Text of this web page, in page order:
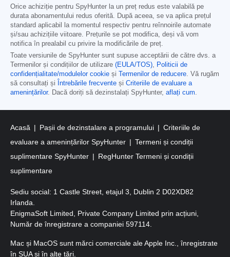
Orice achiziție pentru SpyHunter la un preț redus este valabilă pe
durata abonamentului redus oferită. După aceea, se va aplica prețul
standard aplicabil la momentul respectiv pentru reînnoirile automate
și/sau achizițiile viitoare. Prețurile se pot modifica, deși vă vom
notifica în prealabil cu privire la modificările de preț.
Toate versiunile de SpyHunter sunt supuse acceptării de către dvs. a
Termenilor și condițiilor de utilizare (EULA/TOS)
Politicii de
confidențialitate/modulelor cookie și Termenilor de reducere . Vă rugăm
să consultați și
Întrebările frecvente și Criteriile de evaluare a
amenințărilor. Dacă doriți să dezinstalați SpyHunter, aflați cum
Acasă Pașii de dezinstalare a programului
Criteriile de
evaluare a amenințărilor SpyHunter
Termeni și condiții
suplimentare SpyHunter
RegHunter Termeni și condiții
suplimentare
Sediu social: 1 Castle Street, etajul 3, Dublin 2 D02XD82
Irlanda.
EnigmaSoft Limited, Private Company Limited prin acțiuni,
Număr de înregistrare a companiei 597114.
Mac și MacOS sunt mărci comerciale ale Apple Inc., înregistrate
în SUA și în alte țări.